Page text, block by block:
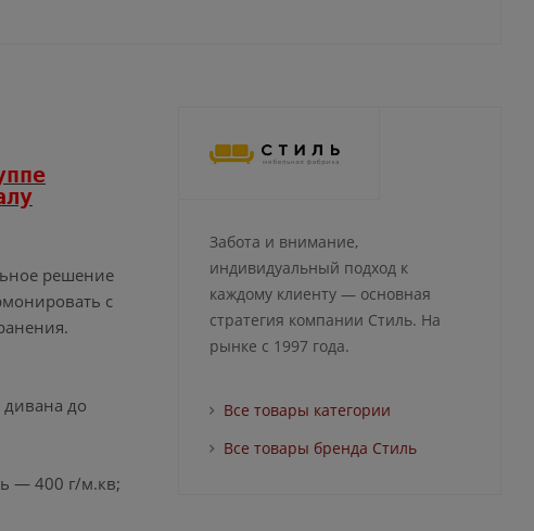
решение
с
до
— 400 г/м.кв;
Забота и внимание,
индивидуальный подход к
каждому клиенту — основная
стратегия компании Стиль. На
рынке с 1997 года.
Все товары категории
Все товары бренда Стиль